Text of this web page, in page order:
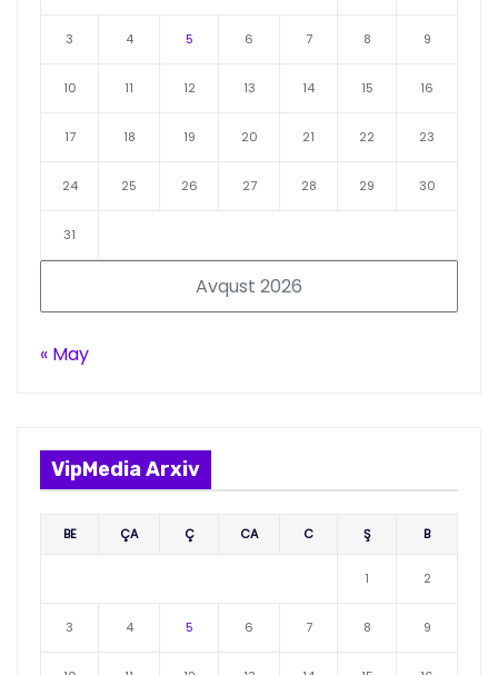
Avqust 2026
3 4 5 6 7 8 9
10 11 12 13 14 15 16
17 18 19 20 21 22 23
24 25 26 27 28 29 30
31
« May
VipMedia Arxiv
BE ÇA Ç CA C Ş B
1 2
3 4 5 6 7 8 9